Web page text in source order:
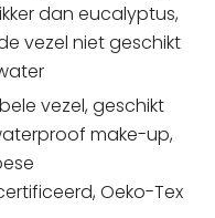
dan eucalyptus,
vezel niet geschikt
vezel, geschikt
make-up,
Oeko-Tex